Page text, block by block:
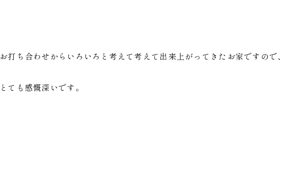
お打ち合わせからいろいろと考えて考えて出来上がってきたお家ですので、
とても感慨深いです。